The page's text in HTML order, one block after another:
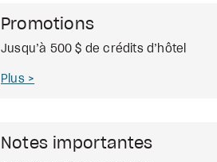
Promotions
Jusqu’à 500 $ de crédits d’hôtel
Plus
Notes importantes